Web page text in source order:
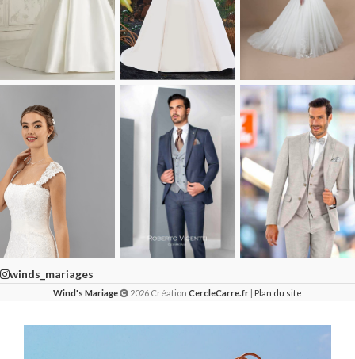
winds_mariages
Wind's Mariage 2026 Création CercleCarre.fr Plan du site